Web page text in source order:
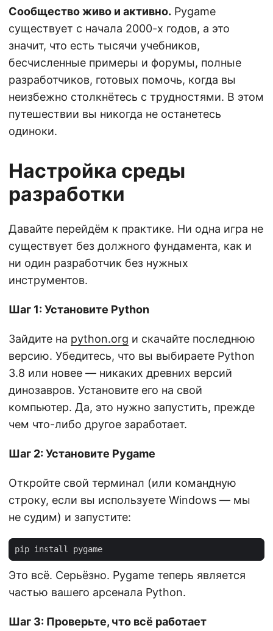
Сообщество живо и активно. Pygame
существует с начала 2000-х годов, а это
значит, что есть тысячи учебников,
бесчисленные примеры и форумы, полные
разработчиков, готовых помочь, когда вы
неизбежно столкнётесь с трудностями. В этом
путешествии вы никогда не останетесь
одиноки.
Настройка среды
разработки
Давайте перейдём к практике. Ни одна игра не
существует без должного фундамента, как и
ни один разработчик без нужных
инструментов.
Шаг 1: Установите Python
Зайдите на python.org и скачайте последнюю
версию. Убедитесь, что вы выбираете Python
3.8 или новее — никаких древних версий
динозавров. Установите его на свой
компьютер. Да, это нужно запустить, прежде
чем что-либо другое заработает.
Шаг 2: Установите Pygame
Откройте свой терминал (или командную
строку, если вы используете Windows — мы
не судим) и запустите:
Это всё. Серьёзно. Pygame теперь является
частью вашего арсенала Python.
Шаг 3: Проверьте, что всё работает